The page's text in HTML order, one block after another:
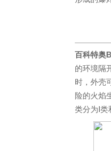
百科特奥
的环境隔
时，外壳
险的火焰
类分为 类